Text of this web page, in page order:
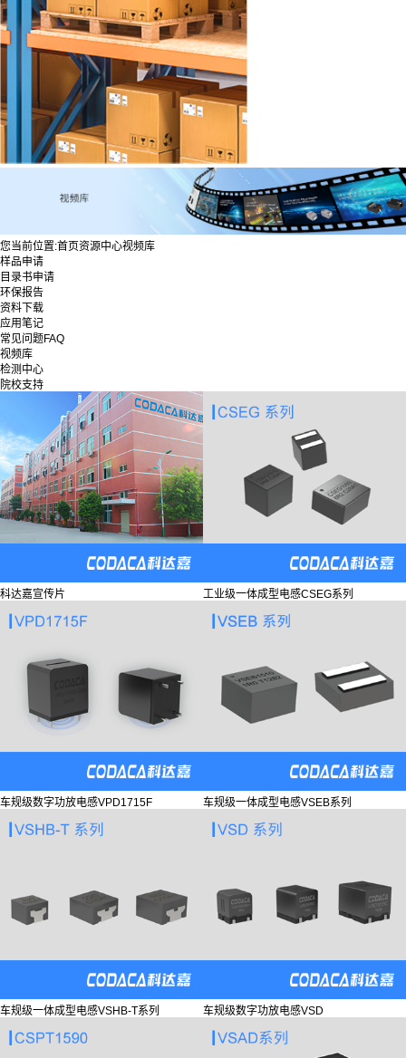
您当前位置:首页资源中心视频库
样品申请
目录书申请
环保报告
资料下载
应用笔记
常见问题FAQ
视频库
检测中心
院校支持
科达嘉宣传片 工业级一体成型电感CSEG系列
车规级数字功放电感VPD1715F 车规级一体成型电感VSEB系列
车规级一体成型电感VSHB-T系列 车规级数字功放电感VSD